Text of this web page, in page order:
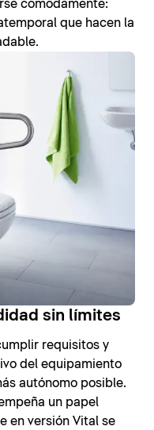
cómodamente:
que hacen la
sin límites
requisitos y
del equipamiento
autónomo posible.
un papel
en versión Vital se